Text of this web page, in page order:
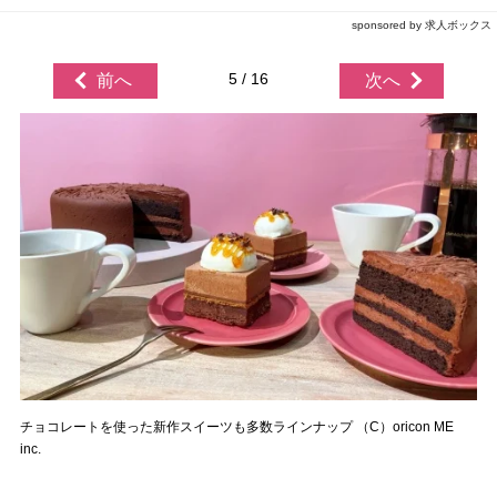
sponsored by 求人ボックス
前へ 5 / 16 次へ
チョコレートを使った新作スイーツも多数ラインナップ （C）oricon ME
inc.